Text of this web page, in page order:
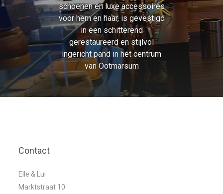
schoenen en luxe accessoires
voor hem en haar, is gevestigd
in een schitterend
gerestaureerd en stijlvol
ingericht pand in het centrum
van Ootmarsum
Contact
Elle & Lui
Marktstraat 10